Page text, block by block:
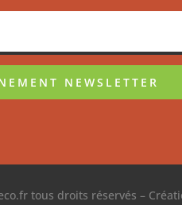
NEWSLETTER
tous droits réservés –